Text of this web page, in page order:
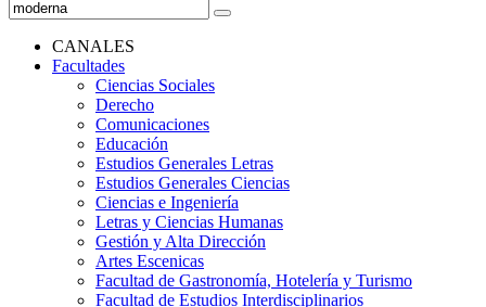
CANALES
Facultades
Ciencias Sociales
Derecho
Comunicaciones
Educación
Estudios Generales Letras
Estudios Generales Ciencias
Ciencias e Ingeniería
Letras y Ciencias Humanas
Gestión y Alta Dirección
Artes Escenicas
Facultad de Gastronomía, Hotelería y Turismo
Facultad de Estudios Interdisciplinarios